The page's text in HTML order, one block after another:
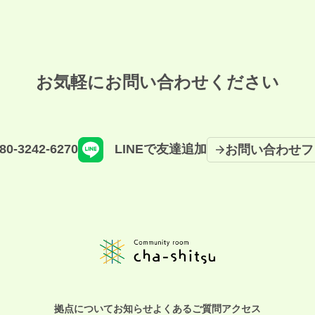
お気軽にお問い合わせください
3242-6270 LINEで友達追加 お問い合わせ
拠点についてお知らせよくあるご質問アクセス